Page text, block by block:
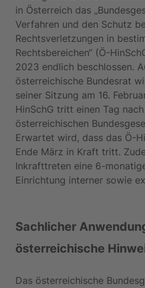
in Österreich das
Verfahren und den Schutz
Rechtsverletzungen in
Rechtsbereichen“ (Ö-
2023 endlich beschlossen.
österreichische Bundesrat
seiner Sitzung am 16.
HinSchG tritt einen Tag
österreichischen
Erwartet wird, dass das Ö-
Ende März in Kraft tritt.
Inkrafttreten eine 6-
Einrichtung interner sowie
Sachlicher
österreichische
Das österreichische